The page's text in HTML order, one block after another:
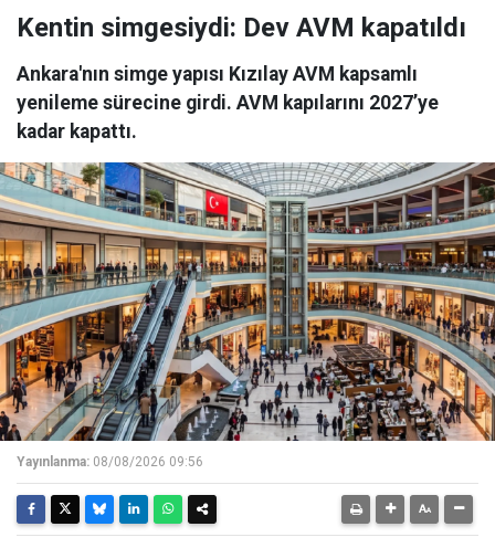
Kentin simgesiydi: Dev AVM kapatıldı
Ankara'nın simge yapısı Kızılay AVM kapsamlı
yenileme sürecine girdi. AVM kapılarını 2027’ye
kadar kapattı.
Yayınlanma: 08/08/2026 09:56